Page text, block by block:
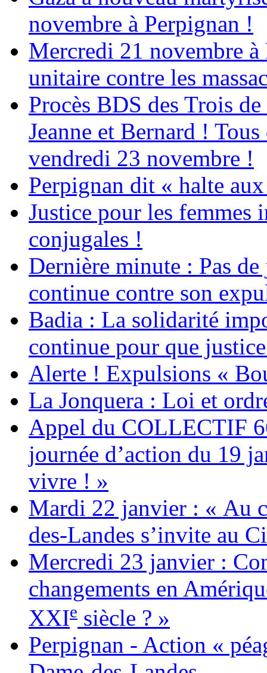
novembre à Perpignan !
Mercredi 21 novembre à
unitaire contre les
Procès BDS des Trois
Jeanne et Bernard !
vendredi 23 novembre !
Perpignan dit « halte
Justice pour les femmes
conjugales !
Dernière minute : Pas
continue contre son
Badia : La solidarité
continue pour que
Alerte ! Expulsions «
La Jonquera : Loi et
Appel du COLLECTIF
journée d’action du 19
vivre ! »
Mardi 22 janvier : « Au
des-Landes s’invite au
Mercredi 23 janvier :
changements en
XXIe siècle ? »
Perpignan - Action «